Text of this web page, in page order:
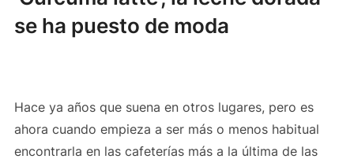
se ha puesto de moda
Hace ya años que suena en otros lugares, pero es
ahora cuando empieza a ser más o menos habitual
encontrarla en las cafeterías más a la última de las